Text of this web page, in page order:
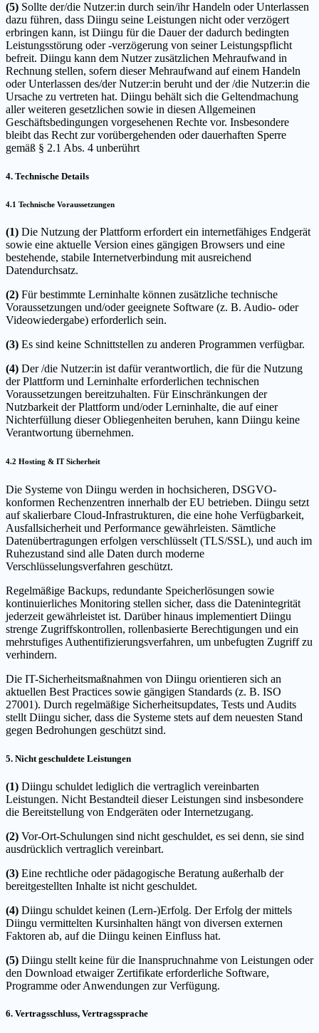
(5) Sollte der/die Nutzer:in durch sein/ihr Handeln oder Unterlassen
dazu führen, dass Diingu seine Leistungen nicht oder verzögert
erbringen kann, ist Diingu für die Dauer der dadurch bedingten
Leistungsstörung oder -verzögerung von seiner Leistungspflicht
befreit. Diingu kann dem Nutzer zusätzlichen Mehraufwand in
Rechnung stellen, sofern dieser Mehraufwand auf einem Handeln
oder Unterlassen des/der Nutzer:in beruht und der /die Nutzer:in die
Ursache zu vertreten hat. Diingu behält sich die Geltendmachung
aller weiteren gesetzlichen sowie in diesen Allgemeinen
Geschäftsbedingungen vorgesehenen Rechte vor. Insbesondere
bleibt das Recht zur vorübergehenden oder dauerhaften Sperre
gemäß § 2.1 Abs. 4 unberührt
4. Technische Details
4.1 Technische Voraussetzungen
(1) Die Nutzung der Plattform erfordert ein internetfähiges Endgerät
sowie eine aktuelle Version eines gängigen Browsers und eine
bestehende, stabile Internetverbindung mit ausreichend
Datendurchsatz.
(2) Für bestimmte Lerninhalte können zusätzliche technische
Voraussetzungen und/oder geeignete Software (z. B. Audio- oder
Videowiedergabe) erforderlich sein.
(3) Es sind keine Schnittstellen zu anderen Programmen verfügbar.
(4) Der /die Nutzer:in ist dafür verantwortlich, die für die Nutzung
der Plattform und Lerninhalte erforderlichen technischen
Voraussetzungen bereitzuhalten. Für Einschränkungen der
Nutzbarkeit der Plattform und/oder Lerninhalte, die auf einer
Nichterfüllung dieser Obliegenheiten beruhen, kann Diingu keine
Verantwortung übernehmen.
4.2 Hosting & IT Sicherheit
Die Systeme von Diingu werden in hochsicheren, DSGVO-
konformen Rechenzentren innerhalb der EU betrieben. Diingu setzt
auf skalierbare Cloud-Infrastrukturen, die eine hohe Verfügbarkeit,
Ausfallsicherheit und Performance gewährleisten. Sämtliche
Datenübertragungen erfolgen verschlüsselt (TLS/SSL), und auch im
Ruhezustand sind alle Daten durch moderne
Verschlüsselungsverfahren geschützt.
Regelmäßige Backups, redundante Speicherlösungen sowie
kontinuierliches Monitoring stellen sicher, dass die Datenintegrität
jederzeit gewährleistet ist. Darüber hinaus implementiert Diingu
strenge Zugriffskontrollen, rollenbasierte Berechtigungen und ein
mehrstufiges Authentifizierungsverfahren, um unbefugten Zugriff zu
verhindern.
Die IT-Sicherheitsmaßnahmen von Diingu orientieren sich an
aktuellen Best Practices sowie gängigen Standards (z. B. ISO
27001). Durch regelmäßige Sicherheitsupdates, Tests und Audits
stellt Diingu sicher, dass die Systeme stets auf dem neuesten Stand
gegen Bedrohungen geschützt sind.
5. Nicht geschuldete Leistungen
(1) Diingu schuldet lediglich die vertraglich vereinbarten
Leistungen. Nicht Bestandteil dieser Leistungen sind insbesondere
die Bereitstellung von Endgeräten oder Internetzugang.
(2) Vor-Ort-Schulungen sind nicht geschuldet, es sei denn, sie sind
ausdrücklich vertraglich vereinbart.
(3) Eine rechtliche oder pädagogische Beratung außerhalb der
bereitgestellten Inhalte ist nicht geschuldet.
(4) Diingu schuldet keinen (Lern-)Erfolg. Der Erfolg der mittels
Diingu vermittelten Kursinhalten hängt von diversen externen
Faktoren ab, auf die Diingu keinen Einfluss hat.
(5) Diingu stellt keine für die Inanspruchnahme von Leistungen oder
den Download etwaiger Zertifikate erforderliche Software,
Programme oder Anwendungen zur Verfügung.
6. Vertragsschluss, Vertragssprache